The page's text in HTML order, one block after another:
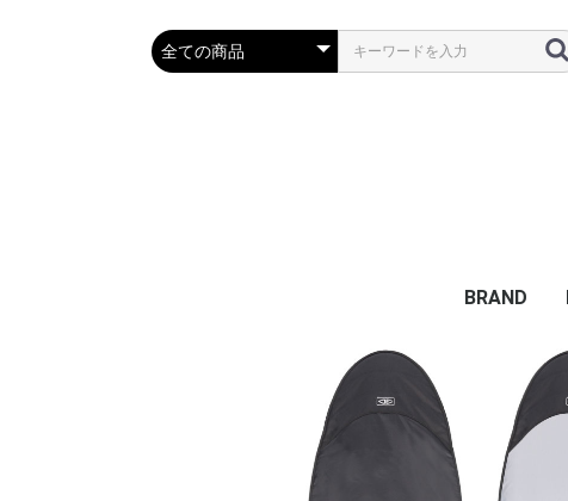
BRAND
ESSENCE
CARVE EYE
FAMOUS
MRS
PHIX
IPANEMA
VIVA
FINSOUT
PROTECK
WAX MAT
DEEPAXX
SURF
SRS/その他
SRS SK8
RESTUBE
TAHE | SIC
SHARK
JELLYS
JLJ
RELIFE
HOT
AQUA
STREAM
QUIKSILVER